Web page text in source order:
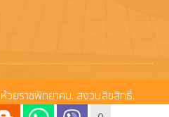
วยราชพิทยาคม. สงวนลิขสิทธิ์.